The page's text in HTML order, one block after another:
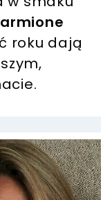
roku dają